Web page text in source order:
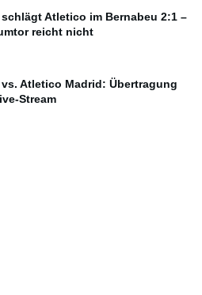
schlägt Atletico im Bernabeu 2:1 –
reicht nicht
vs. Atletico Madrid: Übertragung
Stream